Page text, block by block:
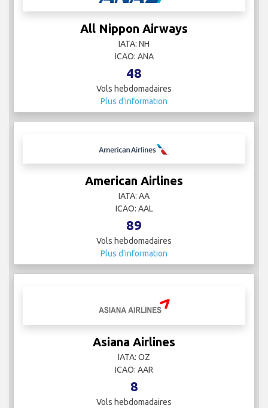
All Nippon Airways
IATA: NH
ICAO: ANA
48
Vols hebdomadaires
Plus d'information
American Airlines
IATA: AA
ICAO: AAL
89
Vols hebdomadaires
Plus d'information
Asiana Airlines
IATA: OZ
ICAO: AAR
8
Vols hebdomadaires